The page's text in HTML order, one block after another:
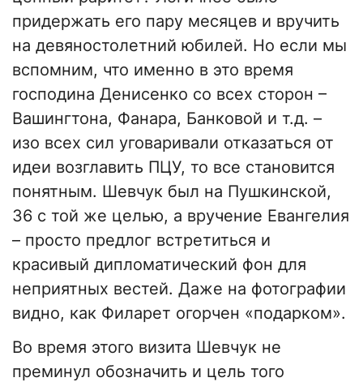
придержать его пару месяцев и вручить
на девяностолетний юбилей. Но если мы
вспомним, что именно в это время
господина Денисенко со всех сторон –
Вашингтона, Фанара, Банковой и т.д. –
изо всех сил уговаривали отказаться от
идеи возглавить ПЦУ, то все становится
понятным. Шевчук был на Пушкинской,
36 с той же целью, а вручение Евангелия
– просто предлог встретиться и
красивый дипломатический фон для
неприятных вестей. Даже на фотографии
видно, как Филарет огорчен «подарком».
Во время этого визита Шевчук не
преминул обозначить и цель того